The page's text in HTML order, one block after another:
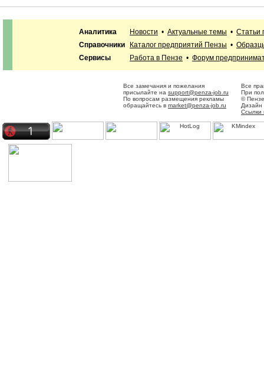
Аналитика Новости • Актуальные темы • Статьи
Справочники
Каталог предприятий Пензы •
Сервисы
Работа в Пензе • Форум
Все замечания и пожелания
присылайте на support@penza-job.ru
По вопросам размещения рекламы
обращайтесь в market@penza-job.ru
Все
При
©
Дизайн
Ссылки